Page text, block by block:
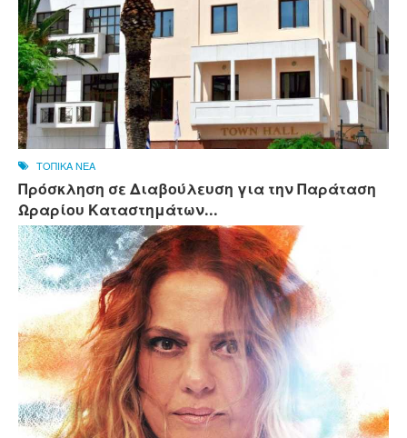
ΤΟΠΙΚΑ ΝΕΑ
Πρόσκληση σε Διαβούλευση για την Παράταση
Ωραρίου Καταστημάτων...